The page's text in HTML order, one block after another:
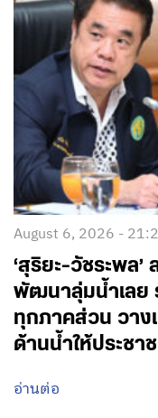
August 6, 2026 -
‘สุริยะ-วัชระพล’
พัฒนาลุ่มน้ำเลย
ทุกภาคส่วน วา
ด้านน้ำให้ประชา
อ่านต่อ